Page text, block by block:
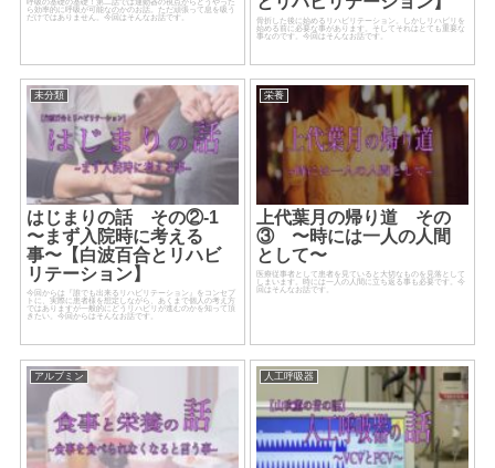
ら効率的に呼吸が可能なのかのお話。ただ頑張って息を吸う
だけではありません。今回はそんなお話です。 骨折した後に始めるリハビリテーション。しかしリハビリを
始める前に必要な事があります。そしてそれはとても重要な
事なのです。今回はそんなお話です。
未分類
はじまりの話 その②-1
〜まず入院時に考える
事〜【白波百合とリハビ
リテーション】
今回からは『誰でも出来るリハビリテーション』をコンセプ
トに、実際に患者様を想定しながら、あくまで個人の考え方
ではありますが一般的にどうリハビリが進むのかを知って頂
きたい。今回からはそんなお話です。
栄養
上代葉月の帰り道 その
③ 〜時には一人の人間
として〜
医療従事者として患者を見ていると大切なものを見落として
しまいます。時には一人の人間に立ち返る事も必要です。今
回はそんなお話です。
アルブミン 人工呼吸器